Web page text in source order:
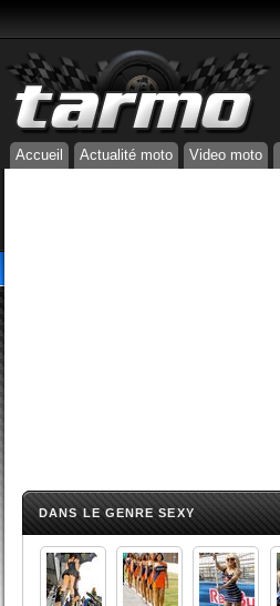
Accueil Actualité moto Video moto
DANS LE GENRE SEXY